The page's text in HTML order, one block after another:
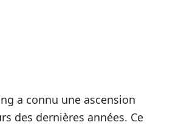
a connu une ascension
des dernières années. Ce